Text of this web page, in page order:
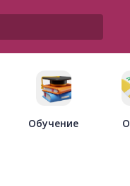
Обучение